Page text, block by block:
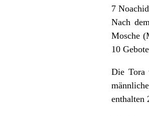
7
Nach
Mosche
10 Gebote
Die Tora
enthalten